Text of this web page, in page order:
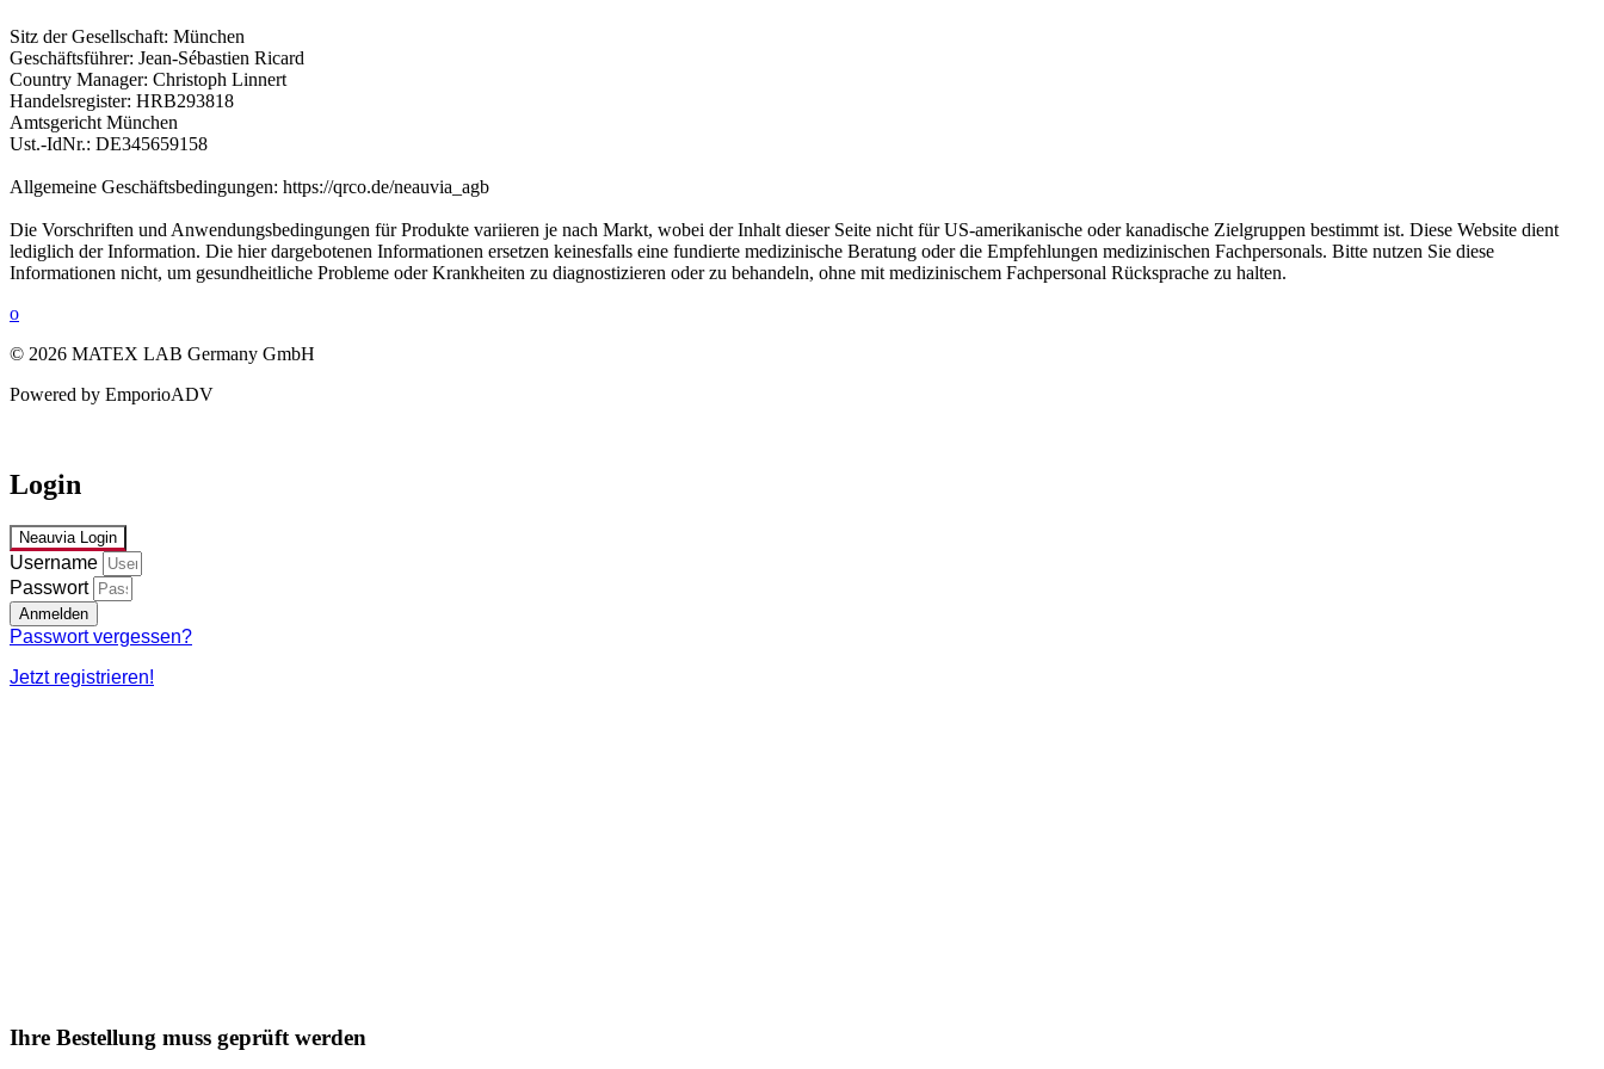
Sitz der Gesellschaft: München
Geschäftsführer: Jean-Sébastien Ricard
Country Manager: Christoph Linnert
Handelsregister: HRB293818
Amtsgericht München
Ust.-IdNr.: DE345659158
Allgemeine Geschäftsbedingungen: https://qrco.de/neauvia_agb
Die Vorschriften und Anwendungsbedingungen für Produkte variieren je nach Markt, wobei der Inhalt dieser Seite nicht für US-amerikanische oder kanadische Zielgruppen bestimmt ist. Diese Website dient
lediglich der Information. Die hier dargebotenen Informationen ersetzen keinesfalls eine fundierte medizinische Beratung oder die Empfehlungen medizinischen Fachpersonals. Bitte nutzen Sie diese
Informationen nicht, um gesundheitliche Probleme oder Krankheiten zu diagnostizieren oder zu behandeln, ohne mit medizinischem Fachpersonal Rücksprache zu halten.
o
© 2026 MATEX LAB Germany GmbH
Powered by EmporioADV
Login
Neauvia Login
Username
Passwort
Anmelden
Passwort vergessen?
Jetzt registrieren!
Ihre Bestellung muss geprüft werden